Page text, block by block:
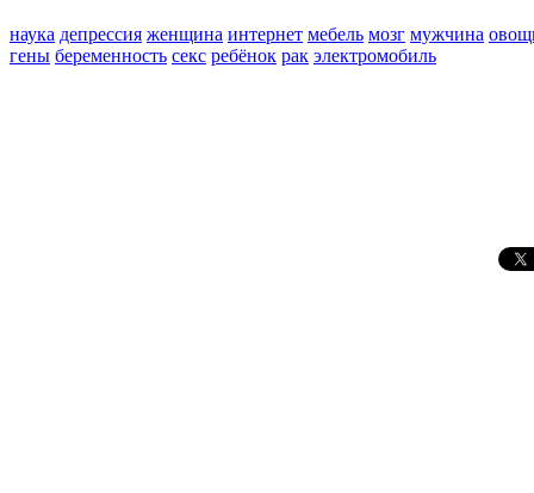
наука депрессия женщина интернет мебель мозг мужчина
гены беременность секс ребёнок рак электромобиль